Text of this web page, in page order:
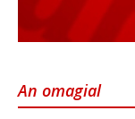
An omagial